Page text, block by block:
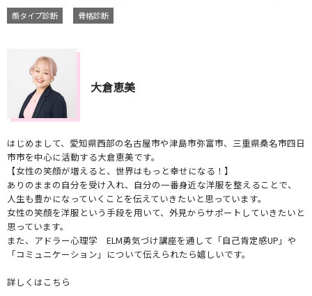
顔タイプ診断 骨格診断
大倉恵美
はじめまして、愛知県西部の名古屋市や津島市弥富市、三重県桑名市四日
市市を中心に活動する大倉恵美です。
【女性の笑顔が増えると、世界はもっと幸せになる！】
ありのままの自分を受け入れ、自分の一番身近な洋服を整えることで、
人生も豊かになっていくことを伝えていきたいと思っています。
女性の笑顔を洋服という手段を用いて、外見からサポートしていきたいと
思っています。
また、アドラー心理学 ELM勇気づけ講座を通して「自己肯定感UP」や
「コミュニケーション」について伝えられたら嬉しいです。
詳しくはこちら